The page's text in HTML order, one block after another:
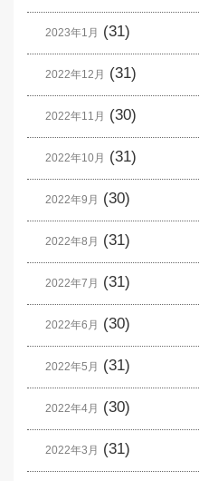
2023年1月 (31)
2022年12月 (31)
2022年11月 (30)
2022年10月 (31)
2022年9月 (30)
2022年8月 (31)
2022年7月 (31)
2022年6月 (30)
2022年5月 (31)
2022年4月 (30)
2022年3月 (31)